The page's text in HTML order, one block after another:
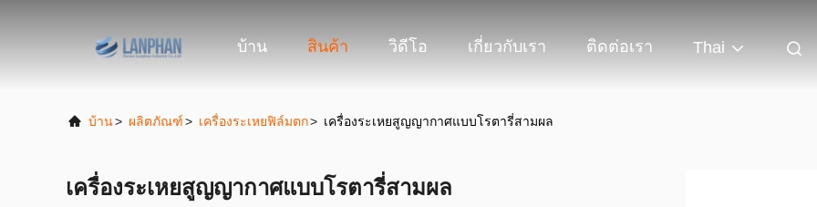
บ้าน สินค้า วิดีโอ เกี่ยวกับเรา ติดต่อเรา Thai
บ้าน> ผลิตภัณฑ์> เครื่องระเหยฟิล์มตก> เครื่องระเหยสูญญากาศแบบโรตารี่สามผล
เครื่องระเหยสูญญากาศแบบโรตารี่สามผล